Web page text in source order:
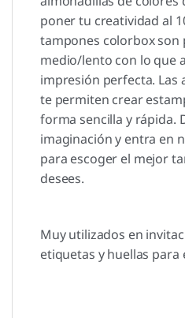
poner tu creatividad al
tampones colorbox son
medio/lento con lo que
impresión perfecta. Las
te permiten crear
forma sencilla y rápida.
imaginación y entra en
para escoger el mejor
desees.
Muy utilizados en
etiquetas y huellas